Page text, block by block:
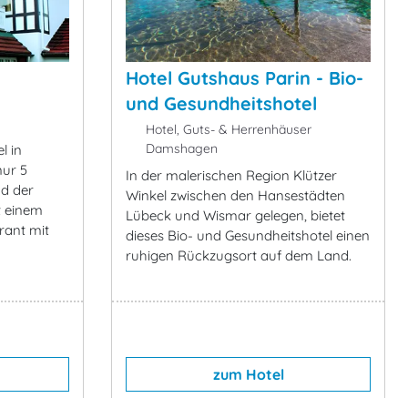
in
5
der
mit
Hotel Gutshaus Parin - Bio-
und Gesundheitshotel
Hotel, Guts- & Herrenhäuser
Damshagen
In der malerischen Region Klützer
Winkel zwischen den Hansestädten
Lübeck und Wismar gelegen, bietet
dieses Bio- und Gesundheitshotel einen
ruhigen Rückzugsort auf dem Land.
zum Hotel